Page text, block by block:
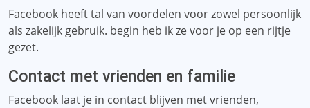
Facebook heeft tal van voordelen voor zowel persoonlijk
als zakelijk gebruik. begin heb ik ze voor je op een rijtje
gezet.
Contact met vrienden en familie
Facebook laat je in contact blijven met vrienden,